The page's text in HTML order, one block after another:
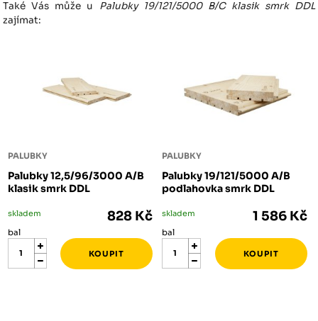
Také Vás může u Palubky 19/121/5000 B/C klasik smrk DDL
zajímat:
PALUBKY
Palubky 12,5/96/3000 A/B
klasik smrk DDL
skladem 828 Kč
bal
PALUBKY
Palubky 19/121/5000 A/B
podlahovka smrk DDL
skladem 1 586 Kč
bal